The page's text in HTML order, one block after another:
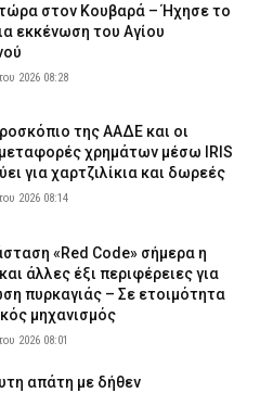
στον Κουβαρά – Ήχησε το
εκκένωση του Αγίου
2026 08:28
της ΑΑΔΕ και οι
μεταφορές χρημάτων μέσω IRIS
για χαρτζιλίκια και δωρεές
2026 08:14
«Red Code» σήμερα η
άλλες έξι περιφέρειες για
πυρκαγιάς – Σε ετοιμότητα
μηχανισμός
2026 08:01
απάτη με δήθεν